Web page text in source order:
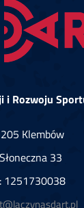
i Rozwoju
Klembów
33
1251730038